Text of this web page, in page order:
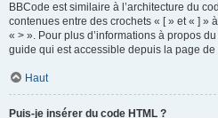
BBCode est similaire à l’architecture du
contenues entre des crochets « [ » et « ] »
« > ». Pour plus d’informations à propos
guide qui est accessible depuis la page de
Haut
Puis-je insérer du code HTML ?